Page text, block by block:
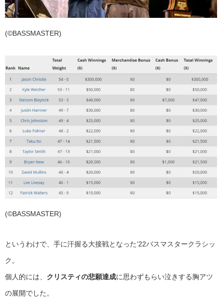
(©BASSMASTER)
(©BASSMASTER)
というわけで、手に汗握る大接戦となった’22バスマスタークラシッ
ク。
個人的には、 クリスティの悲願達成に思わずもらい泣きする胸アツ
の展開でした。